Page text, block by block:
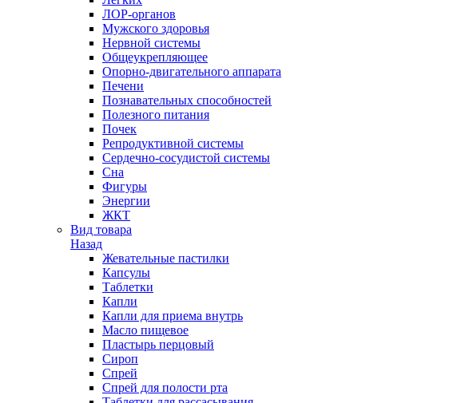
ЛОР-органов
Мужского здоровья
Нервной системы
Общеукрепляющее
Опорно-двигательного аппарата
Печени
Познавательных способностей
Полезного питания
Почек
Репродуктивной системы
Сердечно-сосудистой системы
Сна
Фигуры
Энергии
ЖКТ
Вид товара
Назад
Жевательные пастилки
Капсулы
Таблетки
Капли
Капли для приема внутрь
Масло пищевое
Пластырь перцовый
Сироп
Спрей
Спрей для полости рта